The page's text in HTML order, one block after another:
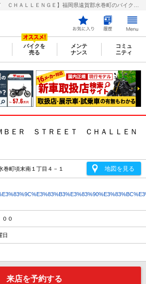
バイクを
売る
メンテ
ナンス
コミュ
ニティ
ＢＥＲ ＳＴＲＥＥＴ ＣＨＡＬＬＥＮ
町頃末南１丁目４－１ 地図を見る
００
日
来店を予約する